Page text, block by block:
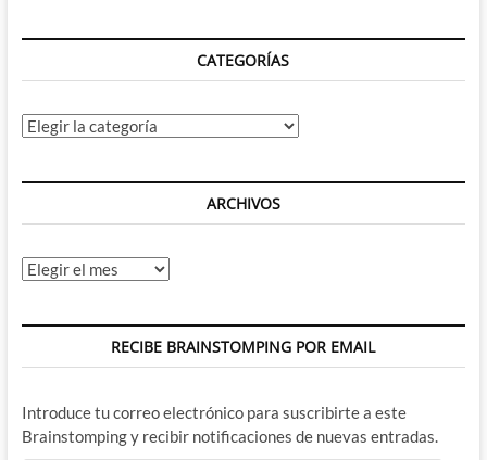
CATEGORÍAS
Categorías
ARCHIVOS
Archivos
RECIBE BRAINSTOMPING POR EMAIL
Introduce tu correo electrónico para suscribirte a este
Brainstomping y recibir notificaciones de nuevas entradas.